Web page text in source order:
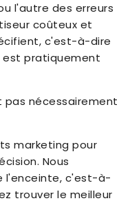
l'autre des erreurs
coûteux et
c'est-à-dire
est pratiquement
pas nécessairement
marketing pour
Nous
l'enceinte, c'est-à-
trouver le meilleur